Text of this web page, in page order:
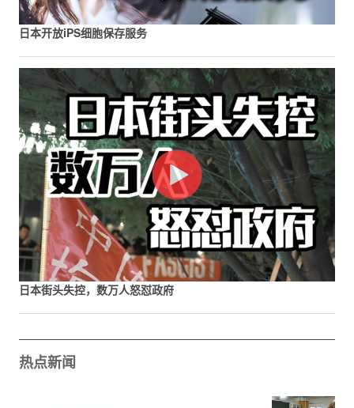
日本开放iPS细胞保存服务
日本街头失控，数万人怒怼政府
热点新闻